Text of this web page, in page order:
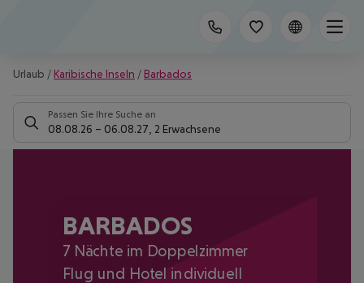
Urlaub / Karibische Inseln / Barbados
Passen Sie Ihre Suche an
08.08.26 – 06.08.27 2 Erwachsene
BARBADOS
7 Nächte im Doppelzimmer
Flug und Hotel individuell